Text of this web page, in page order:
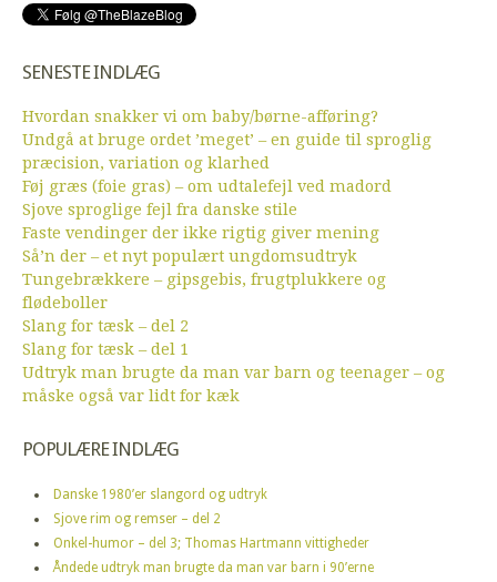
SENESTE INDLÆG
Hvordan snakker vi om baby/børne-afføring?
Undgå at bruge ordet ’meget’ – en guide til sproglig
præcision, variation og klarhed
Føj græs (foie gras) – om udtalefejl ved madord
Sjove sproglige fejl fra danske stile
Faste vendinger der ikke rigtig giver mening
Så’n der – et nyt populært ungdomsudtryk
Tungebrækkere – gipsgebis, frugtplukkere og
flødeboller
Slang for tæsk – del 2
Slang for tæsk – del 1
Udtryk man brugte da man var barn og teenager – og
måske også var lidt for kæk
POPULÆRE INDLÆG
Danske 1980’er slangord og udtryk
Sjove rim og remser – del 2
Onkel-humor – del 3; Thomas Hartmann vittigheder
Åndede udtryk man brugte da man var barn i 90’erne